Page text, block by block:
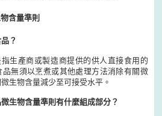
含量準則
？
生產商或製造商提供的供人直接食用的
品無須以烹煮或其他處理方法消除有關微
生物含量減少至可接受水平。
生物含量準則有什麼組成部分？